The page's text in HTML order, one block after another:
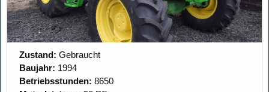
Zustand: Gebraucht
Baujahr: 1994
Betriebsstunden: 8650